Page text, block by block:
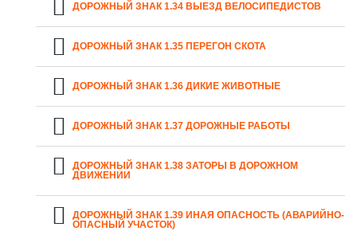
ДОРОЖНЫЙ ЗНАК 1.34 ВЫЕЗД ВЕЛОСИПЕДИСТОВ
ДОРОЖНЫЙ ЗНАК 1.35 ПЕРЕГОН СКОТА
ДОРОЖНЫЙ ЗНАК 1.36 ДИКИЕ ЖИВОТНЫЕ
ДОРОЖНЫЙ ЗНАК 1.37 ДОРОЖНЫЕ РАБОТЫ
ДОРОЖНЫЙ ЗНАК 1.38 ЗАТОРЫ В ДОРОЖНОМ
ДВИЖЕНИИ
ДОРОЖНЫЙ ЗНАК 1.39 ИНАЯ ОПАСНОСТЬ (АВАРИЙНО-
ОПАСНЫЙ УЧАСТОК)